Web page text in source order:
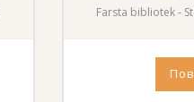
Farsta bibliotek -